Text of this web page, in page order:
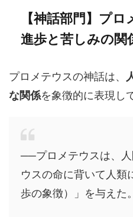
【神話部門】プ
進歩と苦しみの関
プロメテウスの神話は、
な関係を象徴的に表現し
──プロメテウスは、
ウスの命に背いて人類
歩の象徴）」を与えた。